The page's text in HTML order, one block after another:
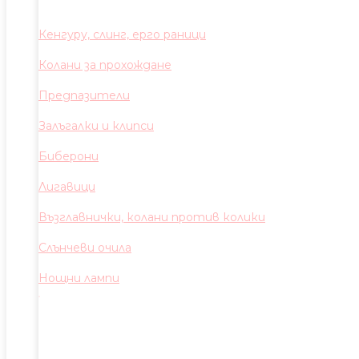
Кенгуру, слинг, ерго раници
Колани за прохождане
Предпазители
Залъгалки и клипси
Биберони
Лигавици
Възглавнички, колани против колики
Слънчеви очила
Нощни лампи